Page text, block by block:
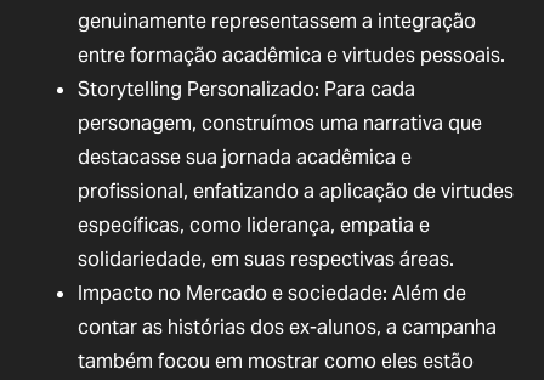
genuinamente representassem a integração
entre formação acadêmica e virtudes pessoais.
Storytelling Personalizado: Para cada
personagem, construímos uma narrativa que
destacasse sua jornada acadêmica e
profissional, enfatizando a aplicação de virtudes
específicas, como liderança, empatia e
solidariedade, em suas respectivas áreas.
Impacto no Mercado e sociedade: Além de
contar as histórias dos ex-alunos, a campanha
também focou em mostrar como eles estão